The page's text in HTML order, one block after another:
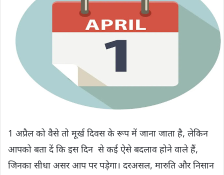
1 अप्रैल को वैसे तो मूर्ख दिवस के रूप में जाना जाता है, लेकिन
आपको बता दें कि इस दिन से कई ऐसे बदलाव होने वाले हैं,
जिनका सीधा असर आप पर पड़ेगा। दरअसल, मारुति और निसान